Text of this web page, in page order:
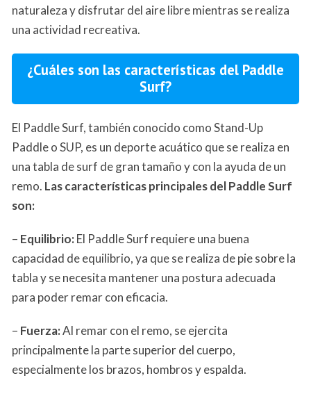
naturaleza y disfrutar del aire libre mientras se realiza
una actividad recreativa.
¿Cuáles son las características del Paddle
Surf?
El Paddle Surf, también conocido como Stand-Up
Paddle o SUP, es un deporte acuático que se realiza en
una tabla de surf de gran tamaño y con la ayuda de un
remo. Las características principales del Paddle Surf
son:
– Equilibrio:El Paddle Surf requiere una buena
capacidad de equilibrio, ya que se realiza de pie sobre la
tabla y se necesita mantener una postura adecuada
para poder remar con eficacia.
– Fuerza:Al remar con el remo, se ejercita
principalmente la parte superior del cuerpo,
especialmente los brazos, hombros y espalda.